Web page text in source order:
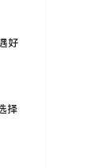
好
择